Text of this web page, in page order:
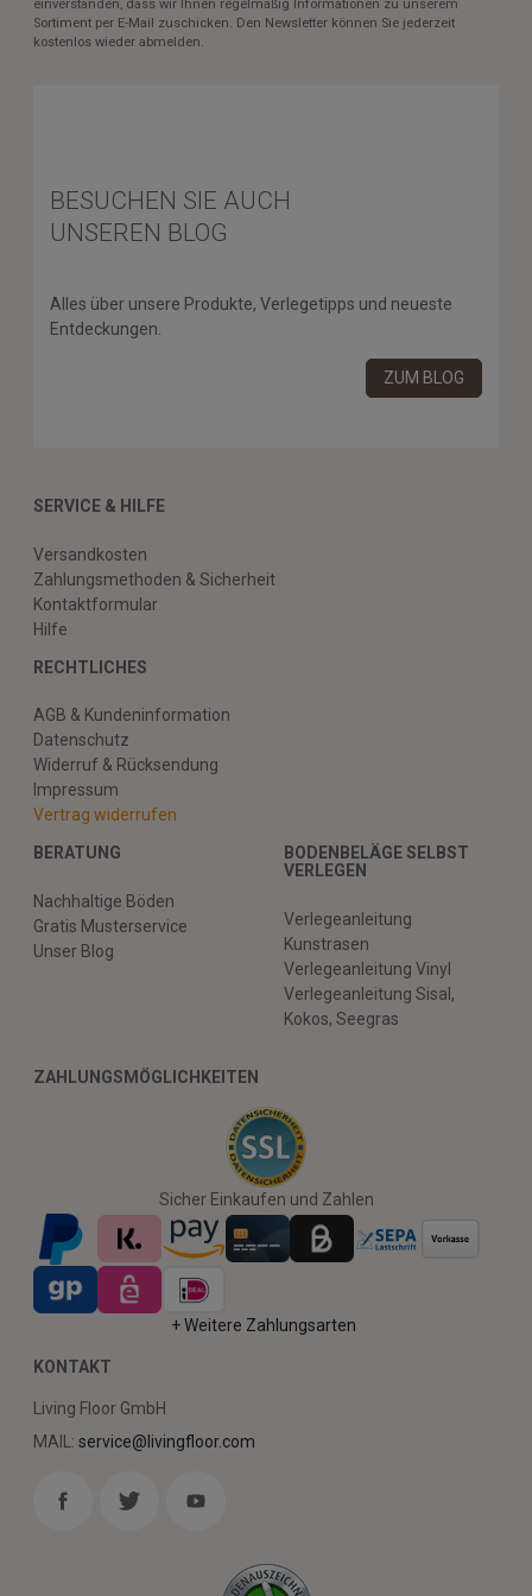
einverstanden, dass wir Ihnen regelmäßig Informationen zu unserem
Sortiment per E-Mail zuschicken. Den Newsletter können Sie jederzeit
kostenlos wieder abmelden.
BESUCHEN SIE AUCH
UNSEREN BLOG
Alles über unsere Produkte, Verlegetipps und neueste
Entdeckungen.
ZUM BLOG
SERVICE & HILFE
Versandkosten
Zahlungsmethoden & Sicherheit
Kontaktformular
Hilfe
RECHTLICHES
AGB & Kundeninformation
Datenschutz
Widerruf & Rücksendung
Impressum
Vertrag widerrufen
BERATUNG
Nachhaltige Böden
Gratis Musterservice
Unser Blog
BODENBELÄGE SELBST
VERLEGEN
Verlegeanleitung
Kunstrasen
Verlegeanleitung Vinyl
Verlegeanleitung Sisal,
Kokos, Seegras
ZAHLUNGSMÖGLICHKEITEN
Sicher Einkaufen und Zahlen
+ Weitere Zahlungsarten
KONTAKT
Living Floor GmbH
MAIL: service@livingfloor.com